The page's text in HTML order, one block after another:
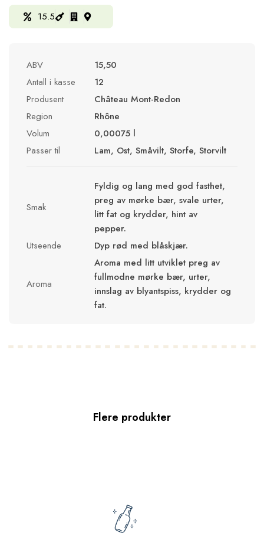
15.5
ABV
15,50
Antall i kasse
12
Produsent
Château Mont-Redon
Region
Rhône
Volum
0,00075 l
Passer til
Lam, Ost, Småvilt, Storfe, Storvilt
Smak
Fyldig og lang med god fasthet,
preg av mørke bær, svale urter,
litt fat og krydder, hint av
pepper.
Utseende
Dyp rød med blåskjær.
Aroma
Aroma med litt utviklet preg av
fullmodne mørke bær, urter,
innslag av blyantspiss, krydder og
fat.
Flere produkter